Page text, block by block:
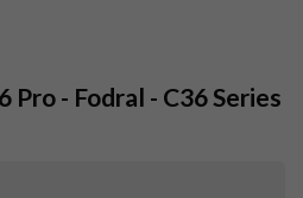
Pro - Fodral - C36 Series